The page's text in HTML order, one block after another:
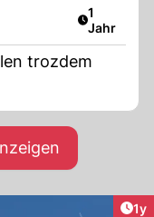
Artikel
1
Jahr
trozdem
1y